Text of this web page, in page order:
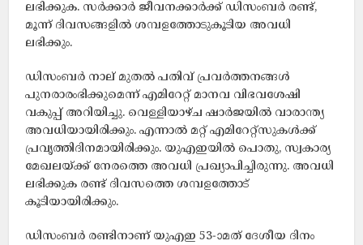
ലഭിക്കുക. സർക്കാർ ജീവനക്കാർക്ക് ഡിസംബർ രണ്ട്,
മൂന്ന് ദിവസങ്ങളിൽ ശമ്പളത്തോടുകൂടിയ അവധി
ലഭിക്കും.
ഡിസംബർ നാല് മുതൽ പതിവ് പ്രവർത്തനങ്ങൾ
പുനരാരംഭിക്കുമെന്ന് എമിറേറ്റ് മാനവ വിഭവശേഷി
വകുപ്പ് അറിയിച്ചു. വെള്ളിയാഴ്ച ഷാർജയിൽ വാരാന്ത്യ
അവധിയായിരിക്കും. എന്നാൽ മറ്റ് എമിറേറ്റ്സുകൾക്ക്
പ്രവൃത്തിദിനമായിരിക്കും. യുഎഇയില്‍ പൊതു, സ്വകാര്യ
മേഖലയ്ക്ക് നേരത്തെ അവധി പ്രഖ്യാപിച്ചിരുന്നു. അവധി
ലഭിക്കുക രണ്ട് ദിവസത്തെ ശമ്പളത്തോട്
കൂടിയായിരിക്കും.
ഡിസംബർ രണ്ടിനാണ് യുഎഇ 53-ാമത് ദേശീയ ദിനം